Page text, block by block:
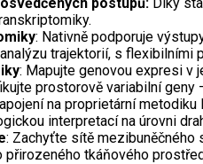
: Nativně podporuje
trajektorií, s
: Mapujte genovou expresi v
prostorově variabilní
na proprietární
interpretací na úrovni
: Zachyťte sítě mezibuněčného
tkáňového